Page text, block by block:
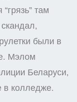
там
были в
Мэлом
Беларуси,
в колледже.